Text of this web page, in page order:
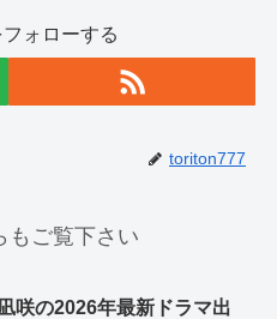
ォローする
toriton777
もご覧下さい
咲の2026年最新ドラマ出